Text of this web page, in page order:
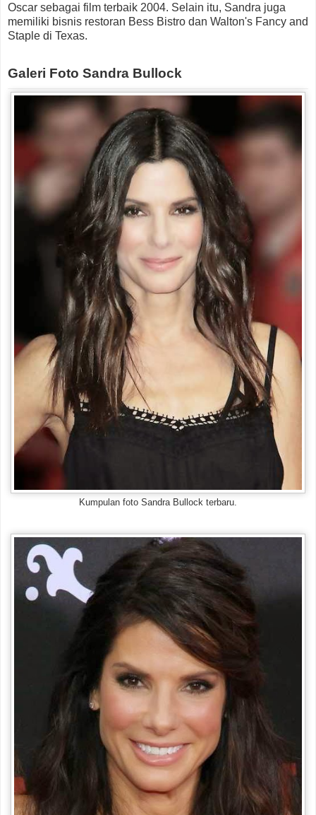
Oscar sebagai film terbaik 2004. Selain itu, Sandra juga
memiliki bisnis restoran Bess Bistro dan Walton's Fancy and
Staple di Texas.
Galeri Foto Sandra Bullock
Kumpulan foto Sandra Bullock terbaru.